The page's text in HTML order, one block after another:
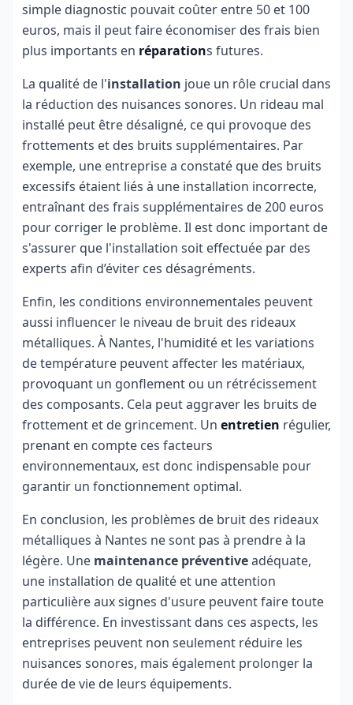
simple diagnostic pouvait coûter entre 50 et 100
euros, mais il peut faire économiser des frais bien
plus importants en réparations futures.
La qualité de l'installation joue un rôle crucial dans
la réduction des nuisances sonores. Un rideau mal
installé peut être désaligné, ce qui provoque des
frottements et des bruits supplémentaires. Par
exemple, une entreprise a constaté que des bruits
excessifs étaient liés à une installation incorrecte,
entraînant des frais supplémentaires de 200 euros
pour corriger le problème. Il est donc important de
s'assurer que l'installation soit effectuée par des
experts afin d’éviter ces désagréments.
Enfin, les conditions environnementales peuvent
aussi influencer le niveau de bruit des rideaux
métalliques. À Nantes, l'humidité et les variations
de température peuvent affecter les matériaux,
provoquant un gonflement ou un rétrécissement
des composants. Cela peut aggraver les bruits de
frottement et de grincement. Un entretien régulier,
prenant en compte ces facteurs
environnementaux, est donc indispensable pour
garantir un fonctionnement optimal.
En conclusion, les problèmes de bruit des rideaux
métalliques à Nantes ne sont pas à prendre à la
légère. Une maintenance préventiveadéquate,
une installation de qualité et une attention
particulière aux signes d'usure peuvent faire toute
la différence. En investissant dans ces aspects, les
entreprises peuvent non seulement réduire les
nuisances sonores, mais également prolonger la
durée de vie de leurs équipements.